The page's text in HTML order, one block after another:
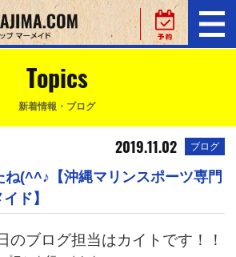
Topics
新着情報・ブログ
2019.11.02 ブログ
ね(^^♪【沖縄マリンスポーツ専門
ド】
のブログ担当はカイトです！！